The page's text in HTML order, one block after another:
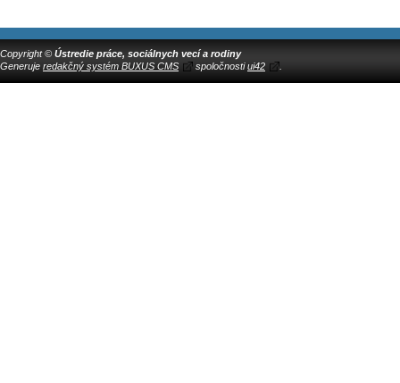
Copyright © Ústredie práce, sociálnych vecí a rodiny
Generuje redakčný systém BUXUS CMS spoločnostiui42